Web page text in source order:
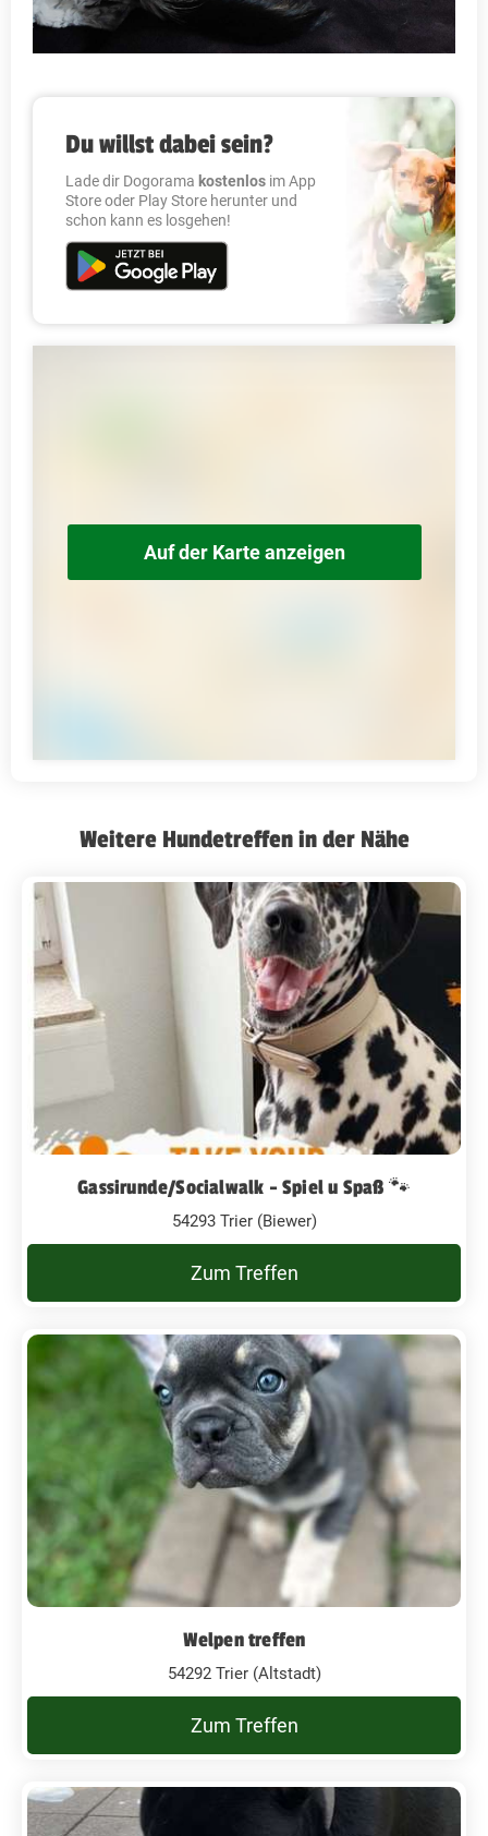
Du willst dabei sein?
Lade dir Dogorama kostenlos im App
Store oder Play Store herunter und
schon kann es losgehen!
Auf der Karte anzeigen
Weitere Hundetreffen in der Nähe
Gassirunde/Socialwalk - Spiel u Spaß 🐾
54293 Trier (Biewer)
Zum Treffen
Welpen treffen
54292 Trier (Altstadt)
Zum Treffen